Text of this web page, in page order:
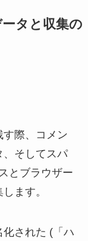
タと収集の
際、コメン
、そしてスパ
とブラウザー
ます。
された (「ハ